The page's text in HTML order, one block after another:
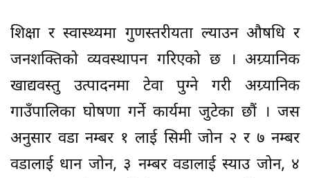
शिक्षा र स्वास्थ्यमा गुणस्तरीयता ल्याउन औषधि र
जनशक्तिको व्यवस्थापन गरिएको छ । अग्र्यानिक
खाद्यवस्तु उत्पादनमा टेवा पुग्ने गरी अग्र्यानिक
गाउँपालिका घोषणा गर्ने कार्यमा जुटेका छौं । जस
अनुसार वडा नम्बर १ लाई सिमी जोन २ र ७ नम्बर
वडालाई धान जोन, ३ नम्बर वडालाई स्याउ जोन, ४